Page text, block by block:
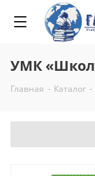
УМК
Главная - Каталог -